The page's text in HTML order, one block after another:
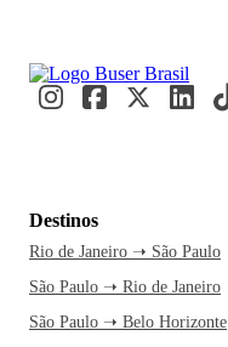
Destinos
Rio de Janeiro ➝ São Paulo
São Paulo ➝ Rio de Janeiro
São Paulo ➝ Belo Horizonte